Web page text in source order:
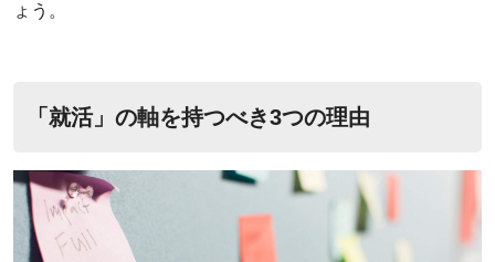
ょう。
‌「就活」の軸を持つべき3つの理由